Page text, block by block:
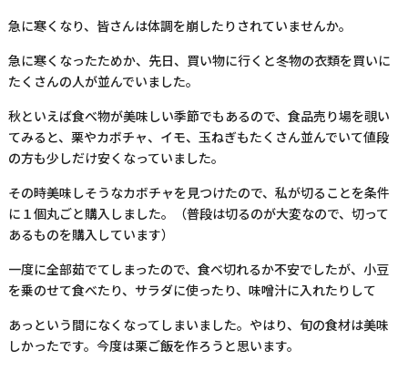
急に寒くなり、皆さんは体調を崩したりされていませんか。
急に寒くなったためか、先日、買い物に行くと冬物の衣類を買いに
たくさんの人が並んでいました。
秋といえば食べ物が美味しい季節でもあるので、食品売り場を覗い
てみると、栗やカボチャ、イモ、玉ねぎもたくさん並んでいて値段
の方も少しだけ安くなっていました。
その時美味しそうなカボチャを見つけたので、私が切ることを条件
に１個丸ごと購入しました。（普段は切るのが大変なので、切って
あるものを購入しています）
一度に全部茹でてしまったので、食べ切れるか不安でしたが、小豆
を乗のせて食べたり、サラダに使ったり、味噌汁に入れたりして
あっという間になくなってしまいました。やはり、旬の食材は美味
しかったです。今度は栗ご飯を作ろうと思います。